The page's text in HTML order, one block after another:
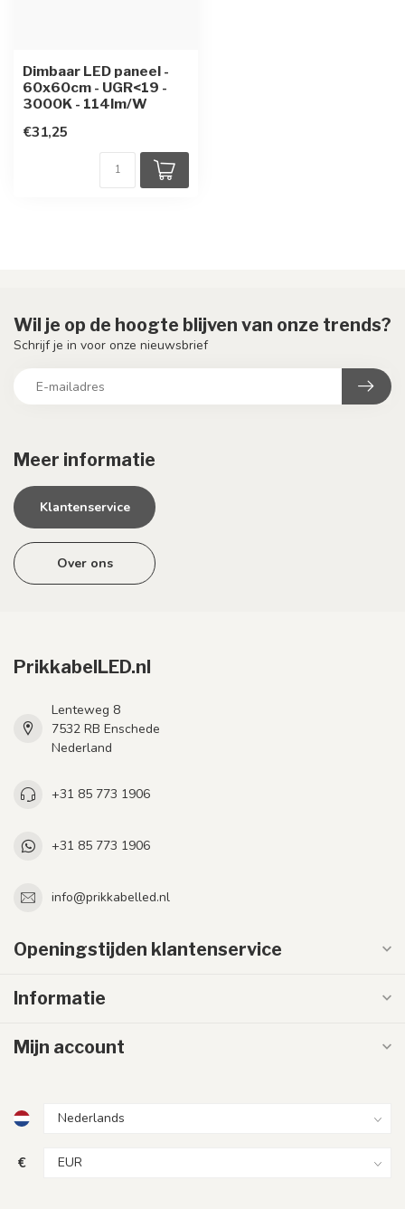
Dimbaar LED paneel -
60x60cm - UGR<19 -
3000K - 114lm/W
€31,25
Meer informatie
Klantenservice
Over ons
Wil je op de hoogte blijven van onze trends?
Schrijf je in voor onze nieuwsbrief
PrikkabelLED.nl
Lenteweg 8
7532 RB Enschede
Nederland
+31 85 773 1906
+31 85 773 1906
info@prikkabelled.nl
Openingstijden klantenservice
Informatie
Mijn account
€